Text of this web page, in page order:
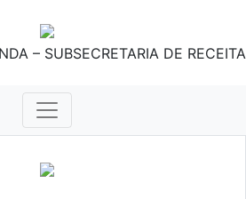
– SUBSECRETARIA DE RECEITA